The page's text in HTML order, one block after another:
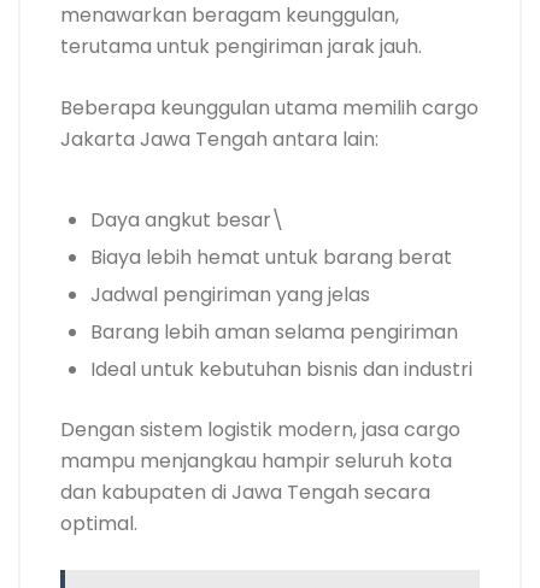
menawarkan beragam keunggulan,
terutama untuk pengiriman jarak jauh.
Beberapa keunggulan utama memilih cargo
Jakarta Jawa Tengah antara lain:
Daya angkut besar\
Biaya lebih hemat untuk barang berat
Jadwal pengiriman yang jelas
Barang lebih aman selama pengiriman
Ideal untuk kebutuhan bisnis dan industri
Dengan sistem logistik modern, jasa cargo
mampu menjangkau hampir seluruh kota
dan kabupaten di Jawa Tengah secara
optimal.